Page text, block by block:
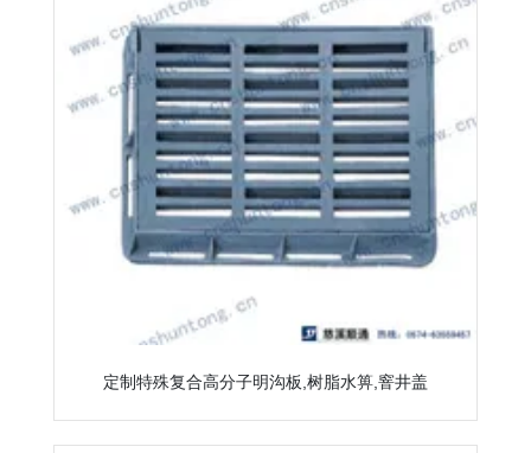
定制特殊复合高分子明沟板,树脂水箅,窨井盖